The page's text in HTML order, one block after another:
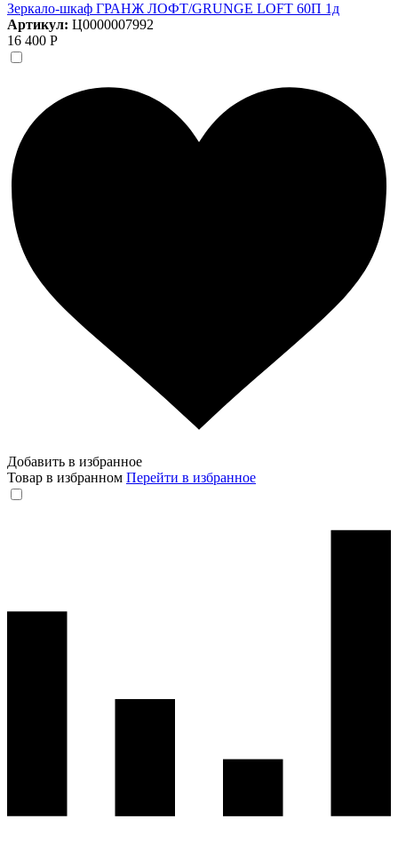
Зеркало-шкаф ГРАНЖ ЛОФТ/GRUNGE LOFT 60П 1д
Артикул: Ц0000007992
16 400 Р
Добавить в избранное
Товар в избранном Перейти в избранное